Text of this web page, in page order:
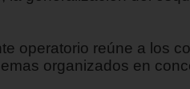
operatorio reúne a los
organizados en